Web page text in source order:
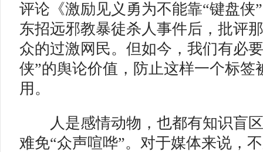
评论《激励见义勇为不能靠“键盘侠
东招远邪教暴徒杀人事件后，批评
众的过激网民。但如今，我们有必
侠”的舆论价值，防止这样一个标签
用。
人是感情动物，也都有知识盲区
难免“众声喧哗”。对于媒体来说，